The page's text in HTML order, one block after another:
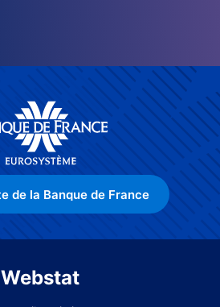
de la Banque de France
Webstat